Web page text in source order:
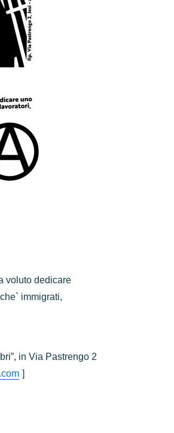
voluto dedicare
immigrati,
in Via Pastrengo 2
]